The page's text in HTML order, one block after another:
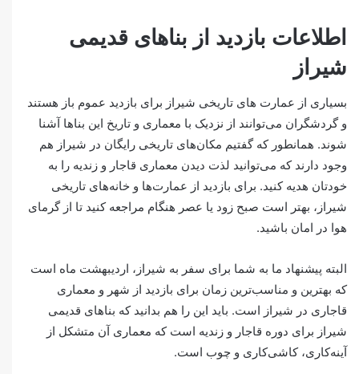
اطلاعات بازدید از بناهای قدیمی
شیراز
بسیاری از عمارت های تاریخی شیراز برای بازدید عموم باز هستند
و گردشگران می‌توانند از نزدیک با معماری و تاریخ این بناها آشنا
شوند. همانطور که گفتیم مکان‌های تاریخی رایگان در شیراز هم
وجود دارند که می‌توانید لذت دیدن معماری قاجار و زندیه را به
خودتان هدیه کنید. برای بازدید از عمارت‌ها و خانه‌های تاریخی
شیراز، بهتر است صبح زود یا عصر هنگام مراجعه کنید تا از گرمای
هوا در امان باشید.
البته پیشنهاد ما به شما برای سفر به شیراز، اردیبهشت ماه است
که بهترین و مناسب‌ترین زمان برای بازدید از شهر و معماری
قاجاری در شیراز است. باید این را هم بدانید که بناهای قدیمی
شیراز برای دوره قاجار و زندیه است که معماری آن متشکل از
آینه‌کاری، کاشی‌کاری و چوب است.